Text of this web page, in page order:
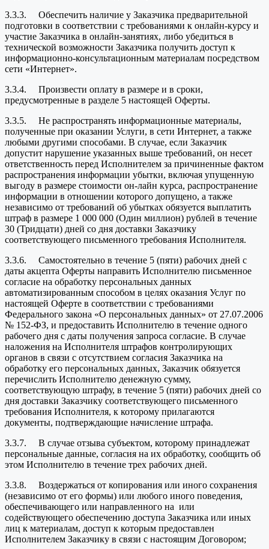
3.3.3. Обеспечить наличие у Заказчика предварительной
подготовки в соответствии с требованиями к онлайн-курсу и
участие Заказчика в онлайн-занятиях, либо убедиться в
технической возможности Заказчика получить доступ к
информационно-консультационным материалам посредством
сети «Интернет».
3.3.4. Произвести оплату в размере и в сроки,
предусмотренные в разделе 5 настоящей Оферты.
3.3.5. Не распространять информационные материалы,
полученные при оказании Услуги, в сети Интернет, а также
любыми другими способами. В случае, если Заказчик
допустит нарушение указанных выше требований, он несет
ответственность перед Исполнителем за причиненные фактом
распространения информации убытки, включая упущенную
выгоду в размере стоимости он-лайн курса, распространение
информации в отношении которого допущено, а также
независимо от требований об убытках обязуется выплатить
штраф в размере 1 000 000 (Один миллион) рублей в течение
30 (Тридцати) дней со дня доставки Заказчику
соответствующего письменного требования Исполнителя.
3.3.6. Самостоятельно в течение 5 (пяти) рабочих дней с
даты акцепта Оферты направить Исполнителю письменное
согласие на обработку персональных данных
автоматизированным способом в целях оказания Услуг по
настоящей Оферте в соответствии с требованиями
Федерального закона «О персональных данных» от 27.07.2006
№ 152-ФЗ, и предоставить Исполнителю в течение одного
рабочего дня с даты получения запроса согласие. В случае
наложения на Исполнителя штрафов контролирующих
органов в связи с отсутствием согласия Заказчика на
обработку его персональных данных, Заказчик обязуется
перечислить Исполнителю денежную сумму,
соответствующую штрафу, в течение 5 (пяти) рабочих дней со
дня доставки Заказчику соответствующего письменного
требования Исполнителя, к которому прилагаются
документы, подтверждающие начисление штрафа.
3.3.7. В случае отзыва субъектом, которому принадлежат
персональные данные, согласия на их обработку, сообщить об
этом Исполнителю в течение трех рабочих дней.
3.3.8. Воздержаться от копирования или иного сохранения
(независимо от его формы) или любого иного поведения,
обеспечивающего или направленного на или
содействующего обеспечению доступа Заказчика или иных
лиц к материалам, доступ к которым предоставлен
Исполнителем Заказчику в связи с настоящим Договором;